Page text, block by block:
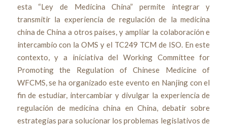
esta “Ley de Medicina China” permite integrar y
transmitir la experiencia de regulación de la medicina
china de China a otros países, y ampliar la colaboración e
intercambio con la OMS y el TC249 TCM de ISO. En este
contexto, y a iniciativa del Working Committee for
Promoting the Regulation of Chinese Medicine of
WFCMS, se ha organizado este evento en Nanjing con el
fin de estudiar, intercambiar y divulgar la experiencia de
regulación de medicina china en China, debatir sobre
estrategias para solucionar los problemas legislativos de